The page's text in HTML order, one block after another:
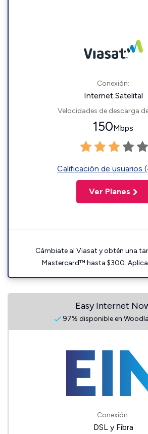
Conexión:
Internet Satelital
Velocidades de descarga
150Mbps
Calificación de usuarios
Ver Planes
Cámbiate al Viasat y obtén una
Mastercard™ hasta $300.
Easy Internet
97% disponible en
Conexión:
DSL y Fibra